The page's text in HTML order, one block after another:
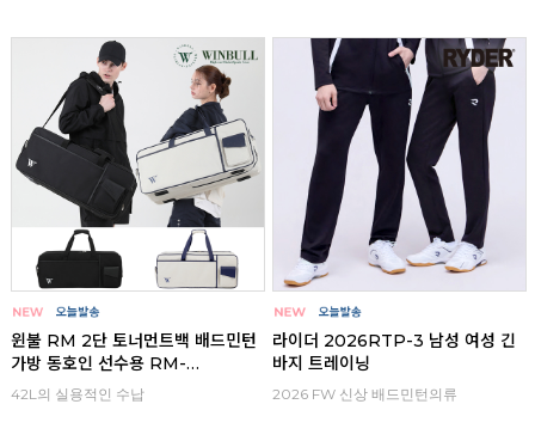
윈불 RM 2단 토너먼트백 배드민턴
가방 동호인 선수용 RM-
TN24012
42L의 실용적인 수납
라이더 2026RTP-3 남성 여성 긴
바지 트레이닝
2026 FW 신상 배드민턴의류